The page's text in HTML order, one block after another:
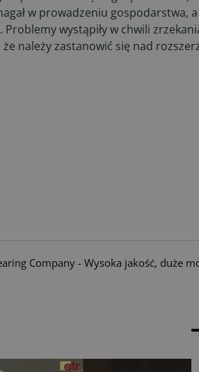
w prowadzeniu gospodarstwa,
wystąpiły w chwili
należy zastanowić się nad
Company - Wysoka jakość, duże